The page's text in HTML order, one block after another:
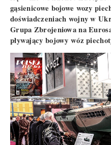
gąsienicowe bojowe wozy
doświadczeniach wojny w
Grupa Zbrojeniowa na
pływający bojowy wóz